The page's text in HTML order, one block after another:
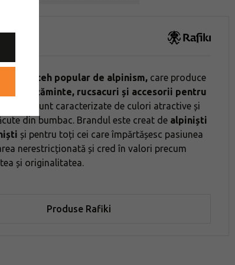
brand ceh popular de alpinism, care produce
încălțăminte, rucsacuri și accesorii pentru
sunt caracterizate de culori atractive și
din bumbac. Brandul este creat de alpiniști
și pentru toți cei care împărtășesc pasiunea
nerestricționată și cred în valori precum
și originalitatea.
Produse Rafiki